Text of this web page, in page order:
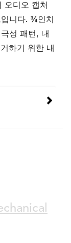
오디오 캡처
니다. ¾인치
성 패턴, 내
하기 위한 내